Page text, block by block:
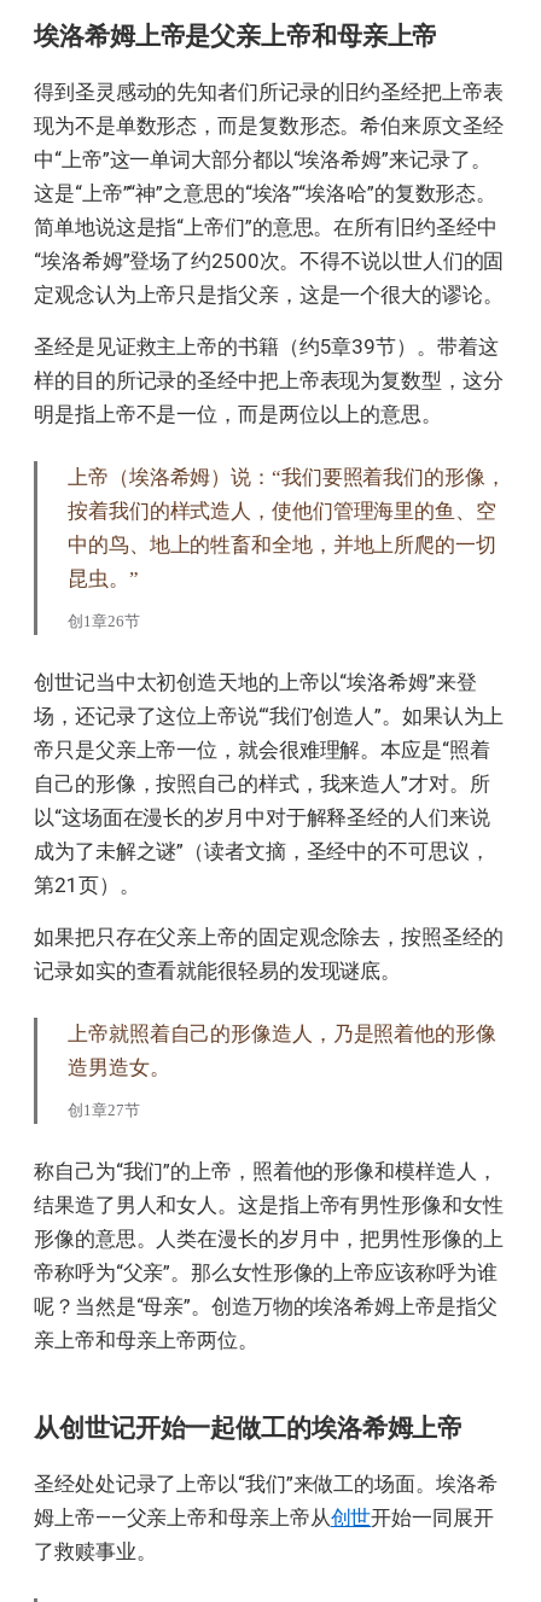
埃洛希姆上帝是父亲上帝和母亲上帝
得到圣灵感动的先知者们所记录的旧约圣经把上帝表
现为不是单数形态，而是复数形态。希伯来原文圣经
中“上帝”这一单词大部分都以“埃洛希姆”来记录了。
这是“上帝”“神”之意思的“埃洛”“埃洛哈”的复数形态。
简单地说这是指“上帝们”的意思。在所有旧约圣经中
“埃洛希姆”登场了约2500次。不得不说以世人们的固
定观念认为上帝只是指父亲，这是一个很大的谬论。
圣经是见证救主上帝的书籍（约5章39节）。带着这
样的目的所记录的圣经中把上帝表现为复数型，这分
明是指上帝不是一位，而是两位以上的意思。
上帝（埃洛希姆）说：“我们要照着我们的形像，
按着我们的样式造人，使他们管理海里的鱼、空
中的鸟、地上的牲畜和全地，并地上所爬的一切
昆虫。”
创1章26节
创世记当中太初创造天地的上帝以“埃洛希姆”来登
场，还记录了这位上帝说“‘我们’创造人”。如果认为上
帝只是父亲上帝一位，就会很难理解。本应是“照着
自己的形像，按照自己的样式，我来造人”才对。所
以“这场面在漫长的岁月中对于解释圣经的人们来说
成为了未解之谜”（读者文摘，圣经中的不可思议，
第21页）。
如果把只存在父亲上帝的固定观念除去，按照圣经的
记录如实的查看就能很轻易的发现谜底。
上帝就照着自己的形像造人，乃是照着他的形像
造男造女。
创1章27节
称自己为“我们”的上帝，照着他的形像和模样造人，
结果造了男人和女人。这是指上帝有男性形像和女性
形像的意思。人类在漫长的岁月中，把男性形像的上
帝称呼为“父亲”。那么女性形像的上帝应该称呼为谁
呢？当然是“母亲”。创造万物的埃洛希姆上帝是指父
亲上帝和母亲上帝两位。
从创世记开始一起做工的埃洛希姆上帝
圣经处处记录了上帝以“我们”来做工的场面。埃洛希
姆上帝——父亲上帝和母亲上帝从创世开始一同展开
了救赎事业。